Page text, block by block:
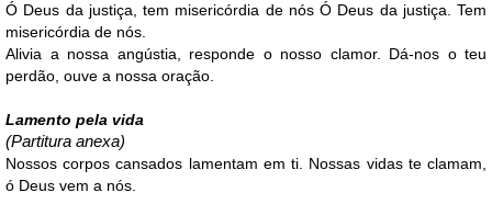
Ó Deus da justiça, tem misericórdia de nós Ó Deus da justiça. Tem
misericórdia de nós.
Alivia a nossa angústia, responde o nosso clamor. Dá-nos o teu
perdão, ouve a nossa oração.
Lamento pela vida
(Partitura anexa)
Nossos corpos cansados lamentam em ti. Nossas vidas te clamam,
ó Deus vem a nós.